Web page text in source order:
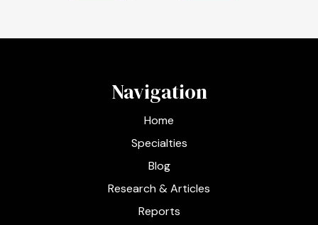
Navigation
Home
Specialties
Blog
Research & Articles
Reports